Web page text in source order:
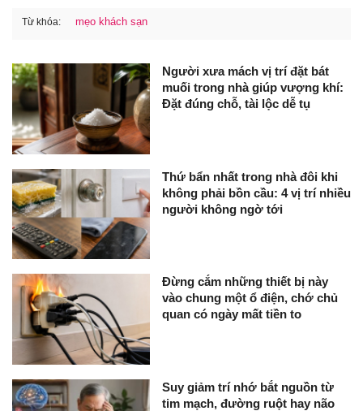
Từ khóa: mẹo khách sạn
Người xưa mách vị trí đặt bát
muối trong nhà giúp vượng khí:
Đặt đúng chỗ, tài lộc dễ tụ
Thứ bẩn nhất trong nhà đôi khi
không phải bồn cầu: 4 vị trí nhiều
người không ngờ tới
Đừng cắm những thiết bị này
vào chung một ổ điện, chớ chủ
quan có ngày mất tiền to
Suy giảm trí nhớ bắt nguồn từ
tim mạch, đường ruột hay não